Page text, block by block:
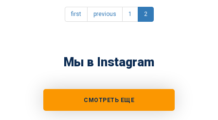
first previous 1 2
Мы в Instagram
СМОТРЕТЬ ЕЩЕ